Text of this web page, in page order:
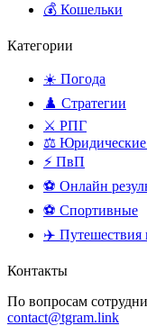
💰 Кошельки
Категории
☀️ Погода
♟️ Стратегии
⚔️ РПГ
⚖️ Юридические
⚡ ПвП
⚽ Онлайн
⚽ Спортивные
✈️ Путешествия
Контакты
По вопросам
contact@tgram.link